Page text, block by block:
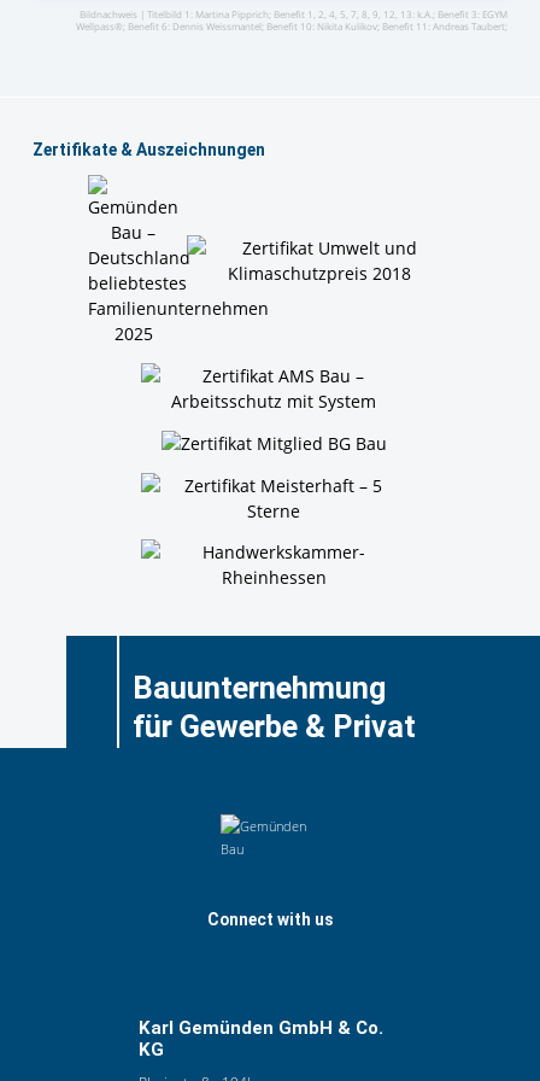
Bildnachweis | Titelbild 1: Martina Pipprich; Benefit 1, 2, 4, 5, 7, 8, 9, 12, 13: k.A.;
Benefit 3: EGYM
Wellpass®; Benefit 6: Dennis Weissmantel; Benefit 10: Nikita Kulikov; Benefit 11: Andreas Taubert;
Zertiﬁkate & Auszeichnungen
Bauunternehmung
für Gewerbe & Privat
Connect with us
Karl Gemünden GmbH & Co.
KG